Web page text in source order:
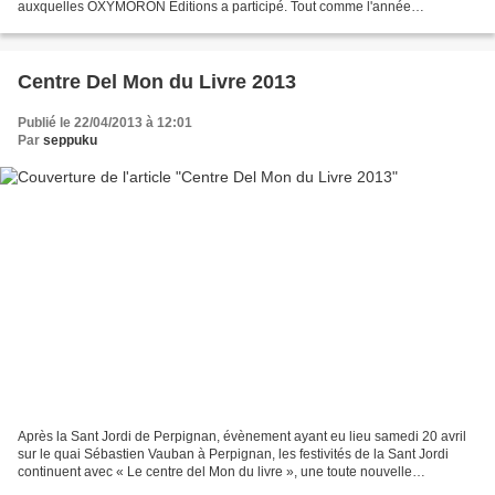
auxquelles OXYMORON Éditions a participé. Tout comme l'année
Centre Del Mon du Livre 2013
Publié le 22/04/2013 à 12:01
Par seppuku
Après la Sant Jordi de Perpignan, évènement ayant eu lieu samedi 20 avril
sur le quai Sébastien Vauban à Perpignan, les festivités de la Sant Jordi
continuent avec « Le centre del Mon du livre », une toute nouvelle